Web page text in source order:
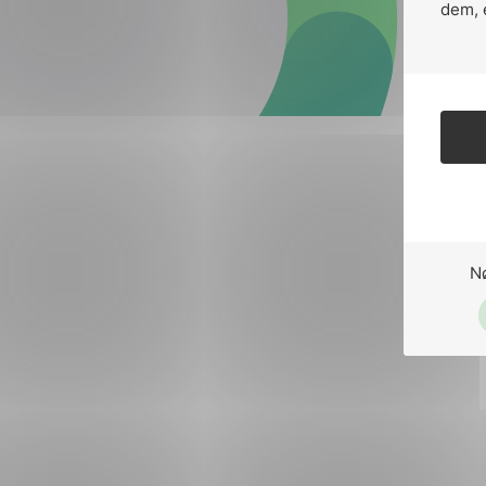
dem,
Forsvar og beredskap
Industri og automatisering
Lavspenning
Maritime elinstallasjoner